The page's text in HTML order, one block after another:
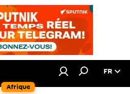
Afrique
FR